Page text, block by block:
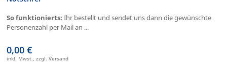
So funktionierts: Ihr bestellt und sendet uns dann die gewünschte
Personenzahl per Mail an ...
0,00 €
inkl. Mwst., zzgl. Versand